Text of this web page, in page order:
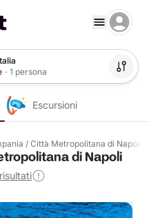
· 1 persona
Escursioni
/ Città Metropolitana di Napoli
di Napoli